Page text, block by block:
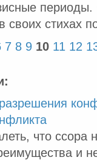
стихах
7 8 9 10 11 12
что
и